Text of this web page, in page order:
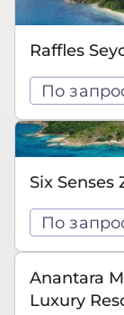
Raffles
По
Six Senses
По
Anantara
Luxury